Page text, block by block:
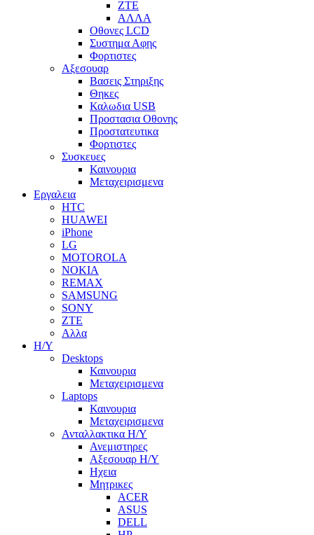
ZTE
ΑΛΛΑ
Οθονες LCD
Συστημα Αφης
Φορτιστες
Αξεσουαρ
Βασεις Στηριξης
Θηκες
Καλωδια USB
Προστασια Οθονης
Προστατευτικα
Φορτιστες
Συσκευες
Καινουρια
Μεταχειρισμενα
Εργαλεια
HTC
HUAWEI
iPhone
LG
MOTOROLA
NOKIA
REMAX
SAMSUNG
SONY
ZTE
Αλλα
Η/Υ
Desktops
Καινουρια
Μεταχειρισμενα
Laptops
Καινουρια
Μεταχειρισμενα
Ανταλλακτικα H/Y
Ανεμιστηρες
Αξεσουαρ Η/Υ
Ηχεια
Μητρικες
ACER
ASUS
DELL